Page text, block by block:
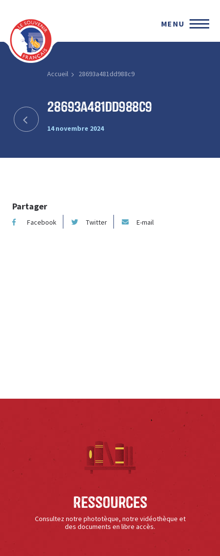
MENU
Accueil 28693a481dd988c9
28693a481dd988c9
14 novembre 2024
Partager
Facebook Twitter E-mail
Ressources
Consultez notre phototèque, notre vidéothèque et
des documents en libre accès.